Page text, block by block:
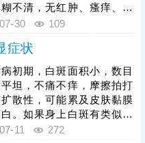
不清，无红肿、瘙痒、脱
，白斑数量较少，多为单
正常皮肤一致。白癜风具
扩散性，若初期未及时干
逐渐加深、扩大，边界变
量增多，甚至相互融合成
增加治疗难度。初期是治
黄金时机，对症治疗后恢
复色率高。
30 109
症状
初期，白斑面积小，数目
坦，不痛不痒，摩擦拍打
散性，可能累及皮肤黏膜
。如果身上白斑有类似症
就医，预约伍德灯、三维
11 272